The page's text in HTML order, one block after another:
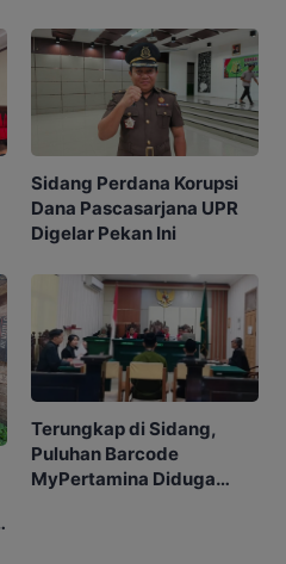
Sidang Perdana Korupsi
Dana Pascasarjana UPR
Digelar Pekan Ini
Terungkap di Sidang,
Puluhan Barcode
MyPertamina Diduga